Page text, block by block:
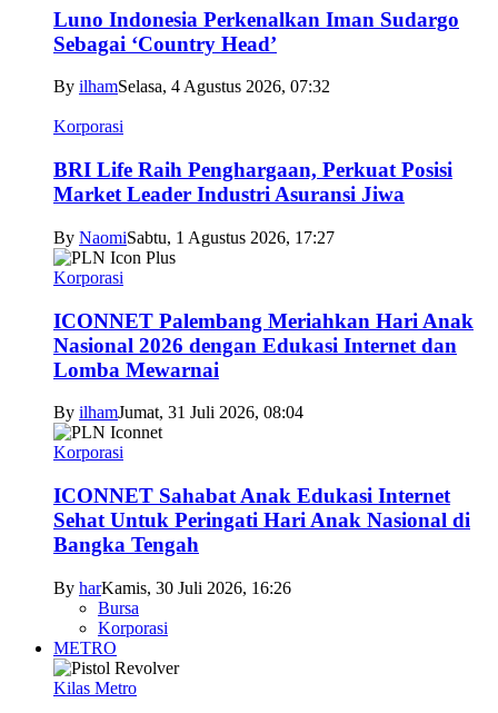
Luno Indonesia Perkenalkan Iman Sudargo
Sebagai ‘Country Head’
By ilhamSelasa, 4 Agustus 2026, 07:32
Korporasi
BRI Life Raih Penghargaan, Perkuat Posisi
Market Leader Industri Asuransi Jiwa
By NaomiSabtu, 1 Agustus 2026, 17:27
Korporasi
ICONNET Palembang Meriahkan Hari Anak
Nasional 2026 dengan Edukasi Internet dan
Lomba Mewarnai
By ilhamJumat, 31 Juli 2026, 08:04
Korporasi
ICONNET Sahabat Anak Edukasi Internet
Sehat Untuk Peringati Hari Anak Nasional di
Bangka Tengah
By harKamis, 30 Juli 2026, 16:26
Bursa
Korporasi
METRO
Kilas Metro